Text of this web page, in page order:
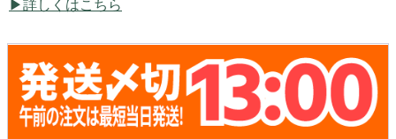
詳しくはこちら